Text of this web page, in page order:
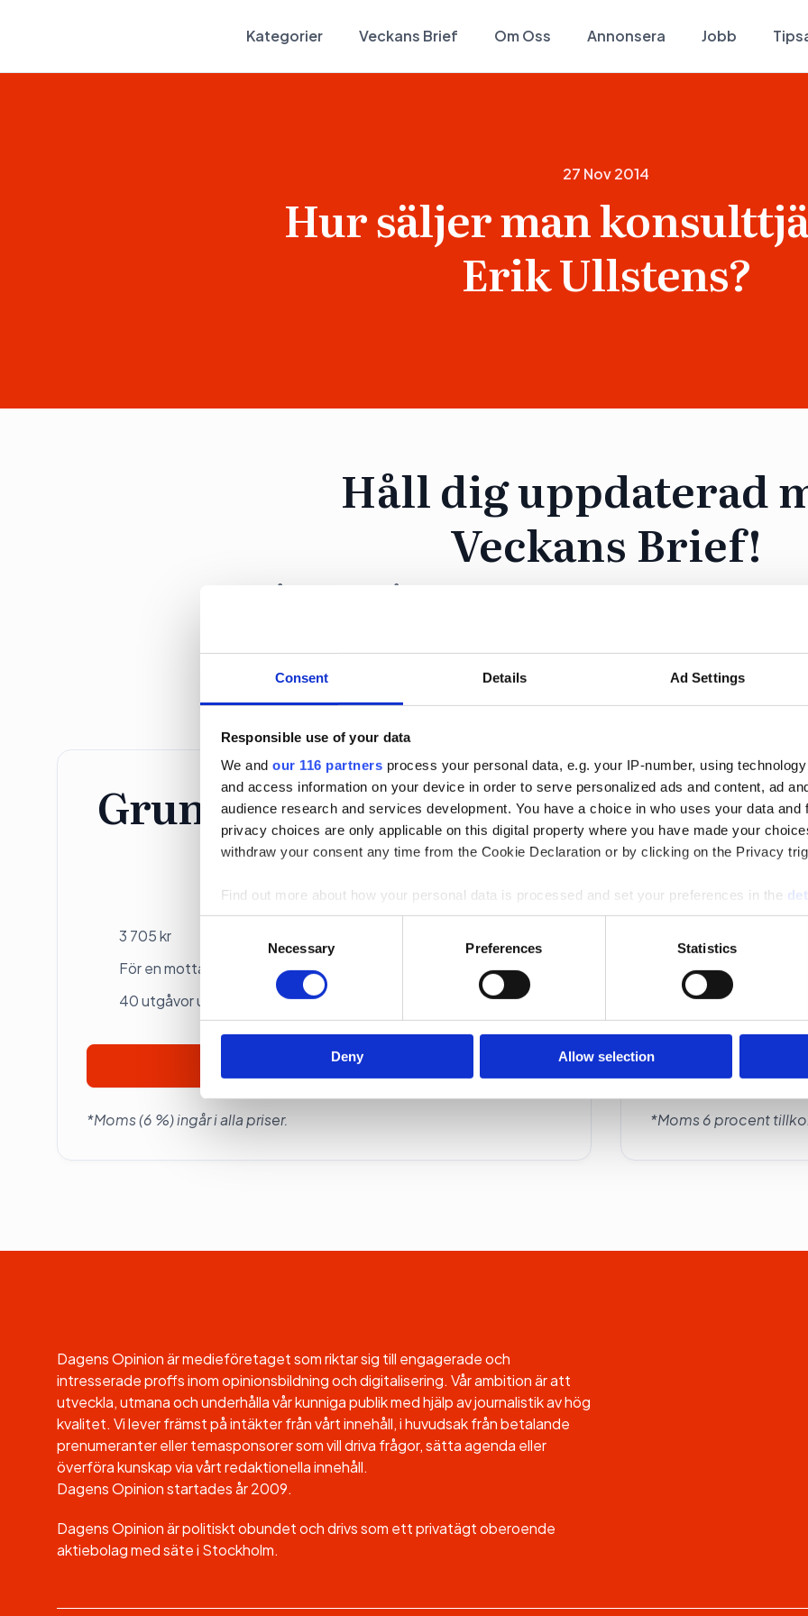
Consent Details Ad Settings
Responsible use of your data
We and our 116 partners process your personal data, e.g. your IP-number, using
and access information on your device in order to serve personalized ads and content, ad
audience research and services development. You have a choice in who uses your data and
privacy choices are only applicable on this digital property where you have made your
withdraw your consent any time from the Cookie Declaration or by clicking on the Privacy
Find out more about how your personal data is processed and set your preferences in the
information about your use of our site with our social media, advertising and analytics
other information that you’ve provided to them or that they’ve collected from your use of their
Necessary Preferences Statistics
Deny Allow selection
Kategorier Veckans Brief Om Oss Annonsera Jobb
27 Nov 2014
Hur säljer man
Erik Ullstens?
Håll dig uppdaterad
Veckans Brief!
Få exklusiv tillgång till Veckans Brief, den essentiella läsningen
opinionsbildning och samhällsförändring, genom en
Grundprenumeration
Individ
Betalas årsvis
3 705 kr
För en mottagare
40 utgåvor under ett år
Prenumerera
*Moms (6 %) ingår i alla priser.
10-19 mottagare: 9
20-40 mottagare:
*Moms 6 procent
Dagens Opinion är medieföretaget som riktar sig till engagerade och
intresserade proffs inom opinionsbildning och digitalisering. Vår ambition är att
utveckla, utmana och underhålla vår kunniga publik med hjälp av journalistik av hög
kvalitet. Vi lever främst på intäkter från vårt innehåll, i huvudsak från betalande
prenumeranter eller temasponsorer som vill driva frågor, sätta agenda eller
överföra kunskap via vårt redaktionella innehåll.
Dagens Opinion startades år 2009.
Dagens Opinion är politiskt obundet och drivs som ett privatägt oberoende
aktiebolag med säte i Stockholm.